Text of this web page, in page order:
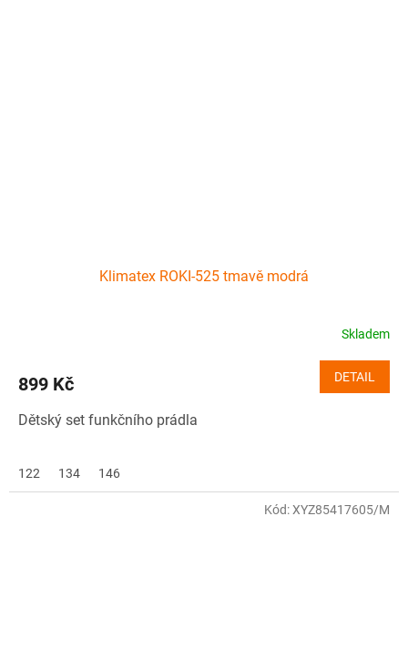
Klimatex ROKI-525 tmavě modrá
Skladem
899 Kč DETAIL
Dětský set funkčního prádla
122 134 146
Kód:XYZ85417605/M